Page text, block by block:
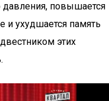
повышается
и ухудшается память
этих